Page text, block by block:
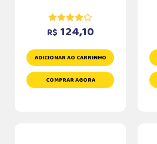
R$ 124,10
ADICIONAR AO CARRINHO
COMPRAR AGORA